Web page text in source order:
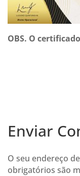
OBS. O
Enviar
O seu endereço
obrigatórios são